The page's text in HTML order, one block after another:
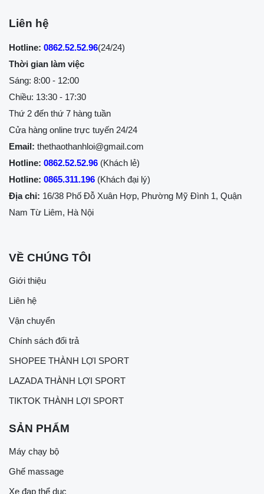
Liên hệ
Hotline: 0862.52.52.96(24/24)
Thời gian làm việc
Sáng: 8:00 - 12:00
Chiều: 13:30 - 17:30
Thứ 2 đến thứ 7 hàng tuần
Cửa hàng online trực tuyến 24/24
Email: thethaothanhloi@gmail.com
Hotline: 0862.52.52.96 (Khách lẻ)
Hotline: 0865.311.196 (Khách đại lý)
Địa chỉ: 16/38 Phố Đỗ Xuân Hợp, Phường Mỹ Đình 1, Quận
Nam Từ Liêm, Hà Nội
VỀ CHÚNG TÔI
Giới thiệu
Liên hệ
Vận chuyển
Chính sách đổi trả
SHOPEE THÀNH LỢI SPORT
LAZADA THÀNH LỢI SPORT
TIKTOK THÀNH LỢI SPORT
SẢN PHẨM
Máy chạy bộ
Ghế massage
Xe đạp thể dục